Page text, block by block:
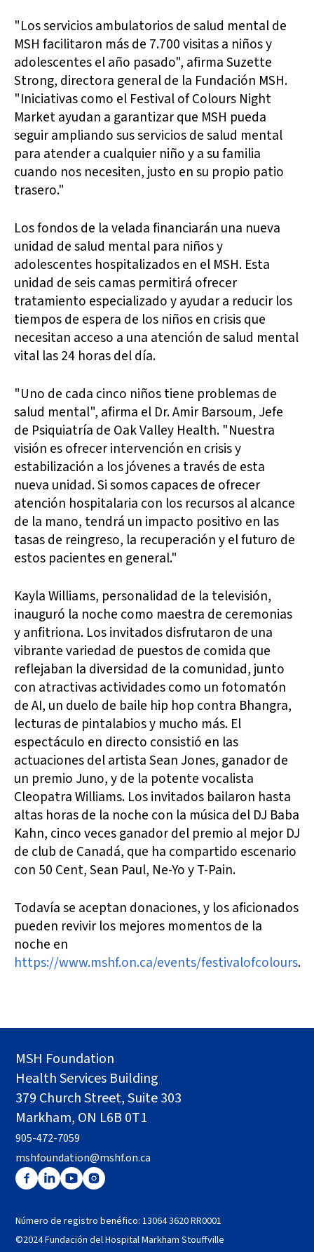
"Los servicios ambulatorios de salud mental de
MSH facilitaron más de 7.700 visitas a niños y
adolescentes el año pasado", afirma Suzette
Strong, directora general de la Fundación MSH.
"Iniciativas como el Festival of Colours Night
Market ayudan a garantizar que MSH pueda
seguir ampliando sus servicios de salud mental
para atender a cualquier niño y a su familia
cuando nos necesiten, justo en su propio patio
trasero."
Los fondos de la velada financiarán una nueva
unidad de salud mental para niños y
adolescentes hospitalizados en el MSH. Esta
unidad de seis camas permitirá ofrecer
tratamiento especializado y ayudar a reducir los
tiempos de espera de los niños en crisis que
necesitan acceso a una atención de salud mental
vital las 24 horas del día.
"Uno de cada cinco niños tiene problemas de
salud mental", afirma el Dr. Amir Barsoum, Jefe
de Psiquiatría de Oak Valley Health. "Nuestra
visión es ofrecer intervención en crisis y
estabilización a los jóvenes a través de esta
nueva unidad. Si somos capaces de ofrecer
atención hospitalaria con los recursos al alcance
de la mano, tendrá un impacto positivo en las
tasas de reingreso, la recuperación y el futuro de
estos pacientes en general."
Kayla Williams, personalidad de la televisión,
inauguró la noche como maestra de ceremonias
y anfitriona. Los invitados disfrutaron de una
vibrante variedad de puestos de comida que
reflejaban la diversidad de la comunidad, junto
con atractivas actividades como un fotomatón
de AI, un duelo de baile hip hop contra Bhangra,
lecturas de pintalabios y mucho más. El
espectáculo en directo consistió en las
actuaciones del artista Sean Jones, ganador de
un premio Juno, y de la potente vocalista
Cleopatra Williams. Los invitados bailaron hasta
altas horas de la noche con la música del DJ Baba
Kahn, cinco veces ganador del premio al mejor DJ
de club de Canadá, que ha compartido escenario
con 50 Cent, Sean Paul, Ne-Yo y T-Pain.
Todavía se aceptan donaciones, y los aficionados
pueden revivir los mejores momentos de la
noche en
https://www.mshf.on.ca/events/festivalofcolours.
MSH Foundation
Health Services Building
379 Church Street, Suite 303
Markham, ON L6B 0T1
905-472-7059
mshfoundation@mshf.on.ca
Número de registro benéfico: 13064 3620 RR0001
©2024 Fundación del Hospital Markham Stouffville